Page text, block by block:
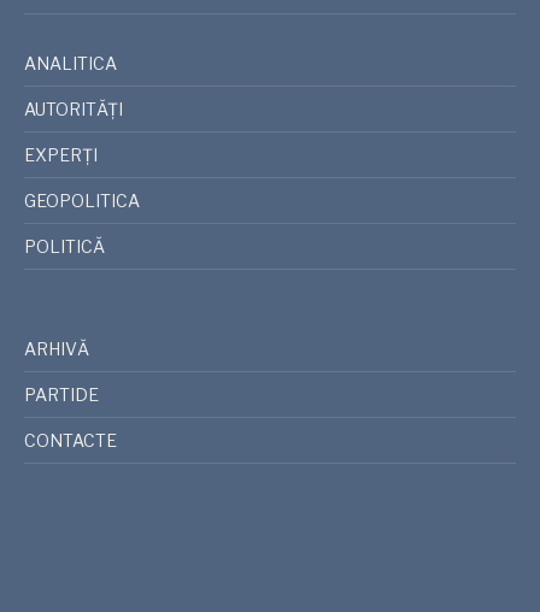
ANALITICA
AUTORITĂȚI
EXPERȚI
GEOPOLITICA
POLITICĂ
ARHIVĂ
PARTIDE
CONTACTE